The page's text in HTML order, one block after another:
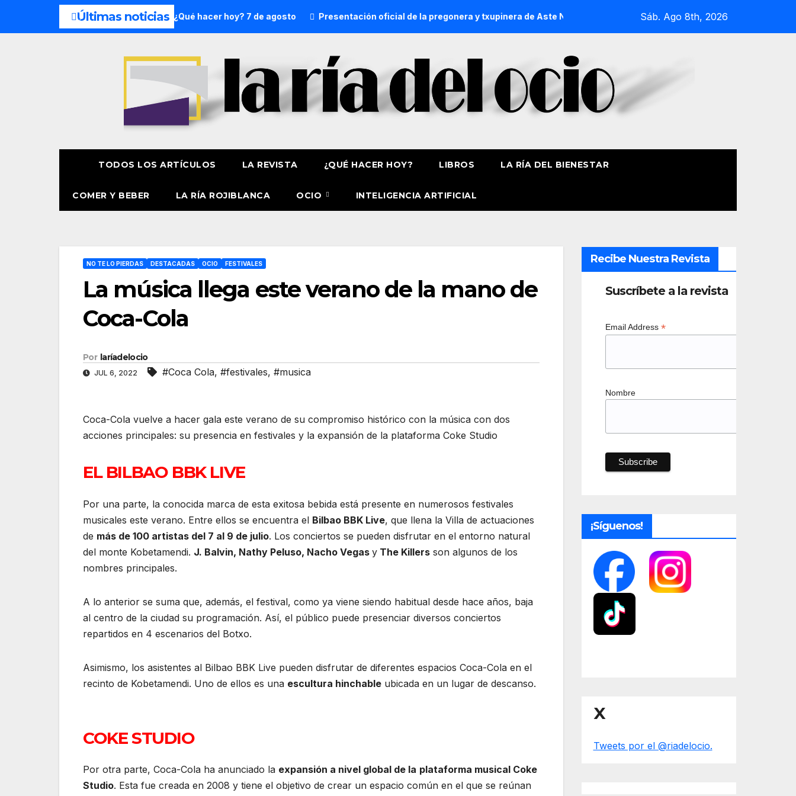
Últimas noticias
de semana: 8 y 9 de agosto ¿Qué hacer hoy? 7 de agosto Presentación oficial de la pregonera y txupinera de Aste Nagusia 2026 La Procesión Náutica de la Amatxu de
Sáb. Ago 8th, 2026
TODOS LOS ARTÍCULOS LA REVISTA ¿QUÉ HACER HOY? LIBROS LA RÍA DEL BIENESTAR
COMER Y BEBER LA RÍA ROJIBLANCA OCIO INTELIGENCIA ARTIFICIAL
NO TE LO PIERDAS DESTACADAS OCIO FESTIVALES
La música llega este verano de la mano de
Coca-Cola
Por laríadelocio
JUL 6, 2022 #Coca Cola, #festivales, #musica
Coca-Cola vuelve a hacer gala este verano de su compromiso histórico con la música con dos
acciones principales: su presencia en festivales y la expansión de la plataforma Coke Studio
EL BILBAO BBK LIVE
Por una parte, la conocida marca de esta exitosa bebida está presente en numerosos festivales
musicales este verano. Entre ellos se encuentra el Bilbao BBK Live, que llena la Villa de actuaciones
de más de 100 artistas del 7 al 9 de julio. Los conciertos se pueden disfrutar en el entorno natural
del monte Kobetamendi. J. Balvin, Nathy Peluso, Nacho Vegas y The Killers son algunos de los
nombres principales.
A lo anterior se suma que, además, el festival, como ya viene siendo habitual desde hace años, baja
al centro de la ciudad su programación. Así, el público puede presenciar diversos conciertos
repartidos en 4 escenarios del Botxo.
Asimismo, los asistentes al Bilbao BBK Live pueden disfrutar de diferentes espacios Coca-Cola en el
recinto de Kobetamendi. Uno de ellos es una escultura hinchable ubicada en un lugar de descanso.
COKE STUDIO
Por otra parte, Coca-Cola ha anunciado la expansión a nivel global de la plataforma musical Coke
Studio. Esta fue creada en 2008 y tiene el objetivo de crear un espacio común en el que se reúnan
Recibe Nuestra Revista
Suscríbete a la revista
Email Address *
Nombre
¡Síguenos!
X
Tweets por el @riadelocio.